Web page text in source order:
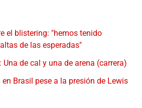
el blistering: "hemos tenido
de las esperadas"
Una de cal y una de arena (carrera)
Brasil pese a la presión de Lewis